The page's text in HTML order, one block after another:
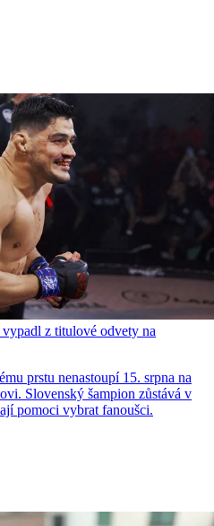
z titulové odvety na
prstu nenastoupí 15. srpna na
Slovenský šampion zůstává v
pomoci vybrat fanoušci.